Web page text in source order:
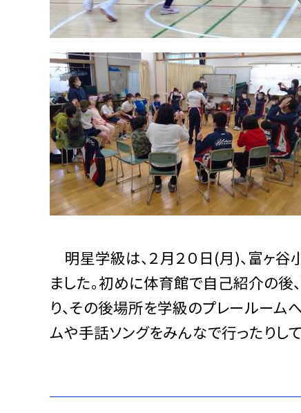
明星学級は、２月２０日(月)、富ヶ
ました。初めに体育館で自己紹介の後
り、その後場所を学級のプレールーム
ムや手話ソングをみんなで行ったりし